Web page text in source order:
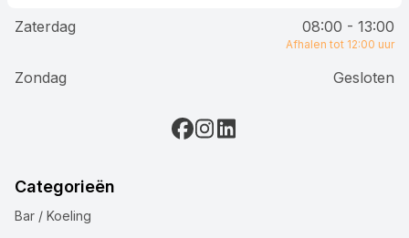
Zaterdag
08:00 - 13:00
Afhalen tot 12:00 uur
Zondag Gesloten
Categorieën
Bar / Koeling